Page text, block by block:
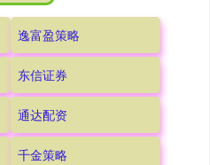
逸富盈策略
东信证券
通达配资
千金策略